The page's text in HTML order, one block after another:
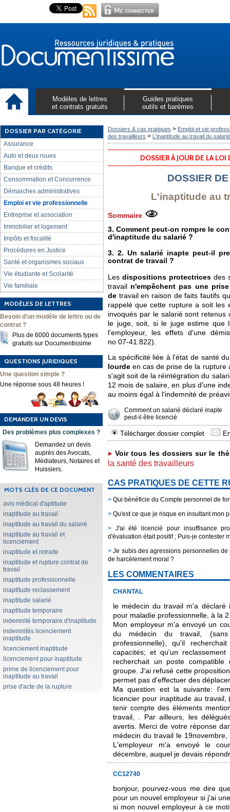
Modèles de lettres
et contrats gratuits
Guides pratiques
outils et barèmes
DOSSIER PAR CATÉGORIE
Assurance
Auto et deux roues
Banque et crédits
Consommation et Concurrence
Démarches administratives
Emploi et vie professionnelle
Entreprise et association
Immobilier et logement
Impôts et fiscalité
Procédures en Justice
Santé et organismes sociaux
Vie étudiante et Scolarité
Vie familiale
MODÈLES DE LETTRES
Besoin d'un modèle de lettre ou de
contrat ?
Plus de 6000 documents types
gratuits sur Documentissime
QUESTIONS JURIDIQUES
Une question simple ?
Une réponse sous 48 heures !
DEMANDER UN DEVIS
Des problèmes plus complexes ?
Demandez un devis
auprès des Avocats,
Médiateurs, Notaires et
Huissiers.
MOTS CLÉS DE CE DOCUMENT
avis médical d'aptitude
inaptitude au travail
inaptitude au travail du salarié
inaptitude au travail et
licenciement
inaptitude et retraite
inaptitude et rupture contrat de
travail
inaptitude professionnelle
inaptitude reclassement
inaptitude salarié
inaptitude temporaire
indemnité temporaire d'inaptitude
indemnités licenciement
inaptitude
licenciement inaptitude
licenciement pour inaptitude
prime de licenciement pour
inaptitude au travail
prise d'acte de la rupture
Dossiers & cas pratiques > Emploi et vie
des travailleurs > L'inaptitude au travail du salarié
DOSSIER À JOUR DE LA
DOSSIER
L'inaptitude au
Sommaire
3. Comment peut-on rompre le
d'inaptitude du salarié ?
3. 2. Un salarié inapte peut-il
contrat de travail ?
Les dispositions protectrices des
travail n'empêchent pas une
de travail en raison de faits fautifs
rappelé que cette rupture a soit
invoqués par le salarié sont
le juge, soit, si le juge estime que
l'employeur, les effets d'une
no 07-41.822).
La spécificité liée à l'état de santé
lourdeen cas de prise de la rupture
s'agit soit de la réintégration du
12 mois de salaire, en plus d'une
au moins égal à l'indemnité de
Comment un salarié déclaré inapte
peut-il être licencié
Télécharger dossier complet
Voir tous les dossiers sur le
la santé des travailleurs
CAS PRATIQUES DE CETTE
> Qui bénéficie du Compte personnel de
> Qu'est ce que je risque en insultant mon
> J'ai été licencié pour insuffisance
d'évaluation était positif ; Puis-je contester
> Je subis des agressions personnelles
de harcèlement moral ?
LES COMMENTAIRES
CHANTAL
le médecin du travail m'a
pour maladie professionnelle, à la
Mon employeur m'a envoyé un
du médecin du travail, (sans
professionnelle), qu'il
capacités; et qu'un
recherchait un poste
groupe. J'ai refusé cette
permet pas d'effectuer des
Ma question est la suivante:
licencier pour inaptitude au
tenir compte des éléments
travail, . Par ailleurs, les
avertis. Merci de votre réponse
médecin du travail le
L'employeur m'a envoyé le
décembre, auquel je devais
CC12740
bonjour, pourvez-vous me dire
pour un nouvel employeur si j'ai
si mon nouvel employeur à ce